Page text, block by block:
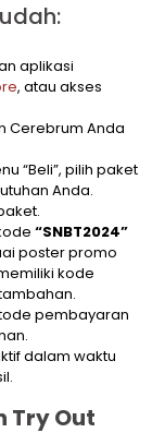
aplikasi
, atau akses
Cerebrum Anda
“Beli”, pilih paket
Anda.
“SNBT2024”
poster promo
kode
pembayaran
dalam waktu
Try Out